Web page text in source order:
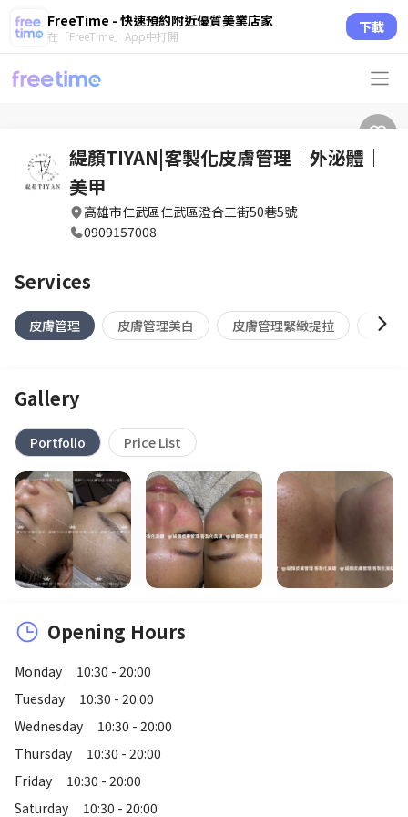
FreeTime - 快速預約附近優質美業店家
在「FreeTime」App中打開 下載
緹顏TIYAN|客製化皮膚管理｜外泌體｜
美甲
高雄市仁武區仁武區澄合三街50巷5號
0909157008
Services
皮膚管理 皮膚管理美白 皮膚管理緊緻提拉 皮膚
Gallery
Portfolio Price List
Opening Hours
Monday
10:30 - 20:00
Tuesday
10:30 - 20:00
Wednesday
10:30 - 20:00
Thursday
10:30 - 20:00
Friday
10:30 - 20:00
Saturday
10:30 - 20:00